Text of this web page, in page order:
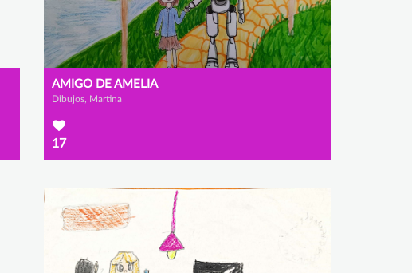
AMIGO DE AMELIA
Dibujos, Martina
17